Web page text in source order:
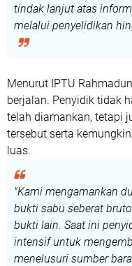
tindak lanjut atas
melalui penyelidikan
Menurut IPTU
berjalan. Penyidik tidak
telah diamankan, tetapi
tersebut serta
luas.
"Kami mengamankan
bukti sabu seberat
bukti lain. Saat ini
intensif untuk
menelusuri sumber